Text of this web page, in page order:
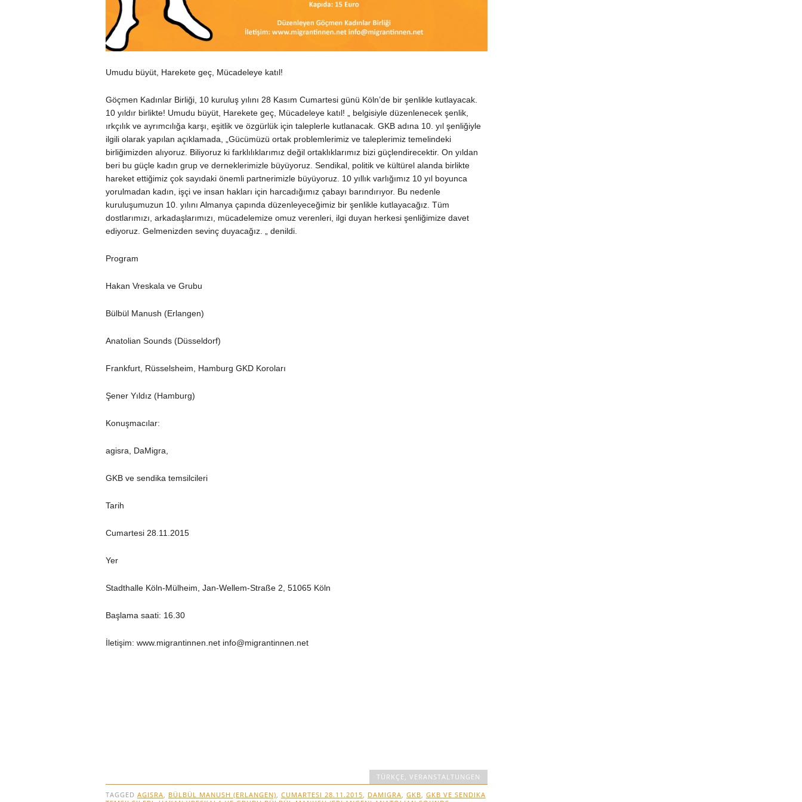
Umudu büyüt, Harekete geç, Mücadeleye katıl!
Göçmen Kadınlar Birliği, 10 kuruluş yılını 28 Kasım Cumartesi günü Köln’de bir şenlikle kutlayacak.
10 yıldır birlikte! Umudu büyüt, Harekete geç, Mücadeleye katıl! „ belgisiyle düzenlenecek şenlik,
ırkçılık ve ayrımcılığa karşı, eşitlik ve özgürlük için taleplerle kutlanacak. GKB adına 10. yıl şenliğiyle
ilgili olarak yapılan açıklamada, „Gücümüzü ortak problemlerimiz ve taleplerimiz temelindeki
birliğimizden alıyoruz. Biliyoruz ki farklılıklarımız değil ortaklıklarımız bizi güçlendirecektir. On yıldan
beri bu güçle kadın grup ve derneklerimizle büyüyoruz. Sendikal, politik ve kültürel alanda birlikte
hareket ettiğimiz çok sayıdaki önemli partnerimizle büyüyoruz. 10 yıllık varlığımız 10 yıl boyunca
yorulmadan kadın, işçi ve insan hakları için harcadığımız çabayı barındırıyor. Bu nedenle
kuruluşumuzun 10. yılını Almanya çapında düzenleyeceğimiz bir şenlikle kutlayacağız. Tüm
dostlarımızı, arkadaşlarımızı, mücadelemize omuz verenleri, ilgi duyan herkesi şenliğimize davet
ediyoruz. Gelmenizden sevinç duyacağız. „ denildi.
Program
Hakan Vreskala ve Grubu
Bülbül Manush (Erlangen)
Anatolian Sounds (Düsseldorf)
Frankfurt, Rüsselsheim, Hamburg GKD Koroları
Şener Yıldız (Hamburg)
Konuşmacılar:
agisra, DaMigra,
GKB ve sendika temsilcileri
Tarih
Cumartesi 28.11.2015
Yer
Stadthalle Köln-Mülheim, Jan-Wellem-Straße 2, 51065 Köln
Başlama saati: 16.30
İletişim: www.migrantinnen.net info@migrantinnen.net
TÜRKÇE ,VERANSTALTUNGEN
TAGGED AGISRA BÜLBÜL MANUSH (ERLANGEN) CUMARTESI 28.11.2015 DAMIGRA GKB GKB VE SENDIKA